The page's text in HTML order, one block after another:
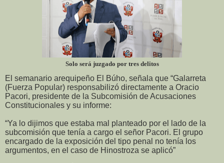
Solo será juzgado por tres delitos
El semanario arequipeño El Búho, señala que “Galarreta
(Fuerza Popular) responsabilizó directamente a Oracio
Pacori, presidente de la Subcomisión de Acusaciones
Constitucionales y su informe:
“Ya lo dijimos que estaba mal planteado por el lado de la
subcomisión que tenía a cargo el señor Pacori. El grupo
encargado de la exposición del tipo penal no tenía los
argumentos, en el caso de Hinostroza se aplicó”